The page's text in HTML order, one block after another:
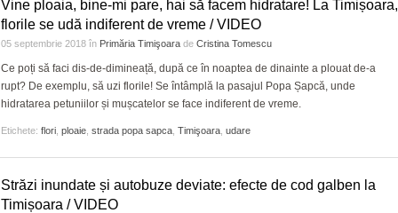
Vine ploaia, bine-mi pare, hai să facem hidratare! La Timișoara,
florile se udă indiferent de vreme / VIDEO
05 septembrie 2018 în Primăria Timişoara de Cristina Tomescu
Ce poți să faci dis-de-dimineață, după ce în noaptea de dinainte a plouat de-a
rupt? De exemplu, să uzi florile! Se întâmplă la pasajul Popa Șapcă, unde
hidratarea petuniilor și mușcatelor se face indiferent de vreme.
Etichete: flori ploaie strada popa sapca Timişoara udare
Străzi inundate și autobuze deviate: efecte de cod galben la
Timișoara / VIDEO